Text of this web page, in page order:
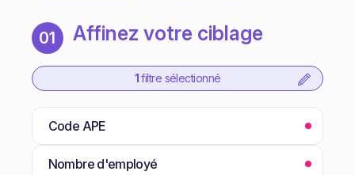
01 Affinez votre ciblage
1 filtre sélectionné
Code APE
Nombre d'employé